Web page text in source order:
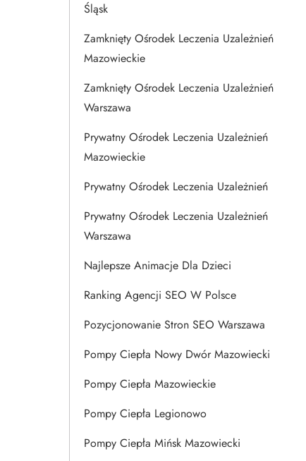
Śląsk
Zamknięty Ośrodek Leczenia Uzależnień
Mazowieckie
Zamknięty Ośrodek Leczenia Uzależnień
Warszawa
Prywatny Ośrodek Leczenia Uzależnień
Mazowieckie
Prywatny Ośrodek Leczenia Uzależnień
Prywatny Ośrodek Leczenia Uzależnień
Warszawa
Najlepsze Animacje Dla Dzieci
Ranking Agencji SEO W Polsce
Pozycjonowanie Stron SEO Warszawa
Pompy Ciepła Nowy Dwór Mazowiecki
Pompy Ciepła Mazowieckie
Pompy Ciepła Legionowo
Pompy Ciepła Mińsk Mazowiecki